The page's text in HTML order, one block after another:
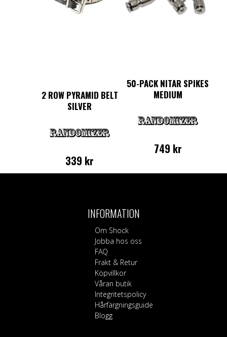
2 ROW PYRAMID BELT
SILVER
339 kr
Den
flera
varianter.
olika
alternativen
väljas
produktsidan
50-PACK NITAR SPIKES
MEDIUM
749 kr
INFORMATION
Om Shock
Jobba hos oss
FAQ
Frakt & Retur
Köpvillkor
Våran butik
Integritetspolicy
Hårfärgningsguide
Blogg